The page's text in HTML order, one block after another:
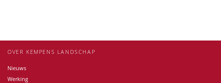
OVER KEMPENS LANDSCHAP
Nieuws
Werking